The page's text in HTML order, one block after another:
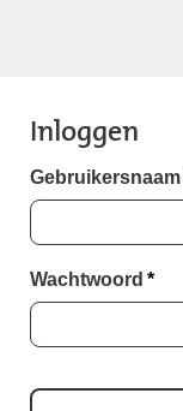
Inloggen
Gebruikersnaam
Wachtwoord *